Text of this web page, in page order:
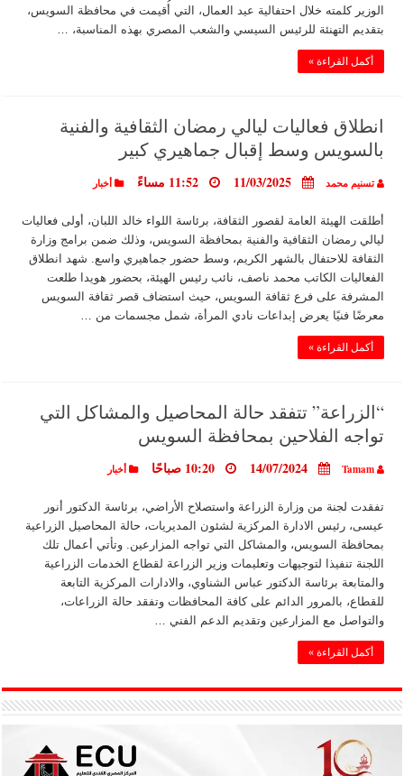
الوزير كلمته خلال احتفالية عيد العمال، التي أُقيمت في محافظة السويس،
بتقديم التهنئة للرئيس السيسي والشعب المصري بهذه المناسبة، …
أكمل القراءة »
انطلاق فعاليات ليالي رمضان الثقافية والفنية
بالسويس وسط إقبال جماهيري كبير
تسنيم محمد 11/03/2025 11:52 مساءً أخبار
أطلقت الهيئة العامة لقصور الثقافة، برئاسة اللواء خالد اللبان، أولى فعاليات
ليالي رمضان الثقافية والفنية بمحافظة السويس، وذلك ضمن برامج وزارة
الثقافة للاحتفال بالشهر الكريم، وسط حضور جماهيري واسع. شهد انطلاق
الفعاليات الكاتب محمد ناصف، نائب رئيس الهيئة، بحضور هويدا طلعت
المشرفة على فرع ثقافة السويس، حيث استضاف قصر ثقافة السويس
معرضًا فنيًا يعرض إبداعات نادي المرأة، شمل مجسمات من …
أكمل القراءة »
“الزراعة” تتفقد حالة المحاصيل والمشاكل التي
تواجه الفلاحين بمحافظة السويس
Tamam
14/07/2024 10:20 صباحًا أخبار
تفقدت لجنة من وزارة الزراعة واستصلاح الأراضي، برئاسة الدكتور أنور
عيسى، رئيس الادارة المركزية لشئون المديريات، حالة المحاصيل الزراعية
بمحافظة السويس، والمشاكل التي تواجه المزارعين. وتأتي أعمال تلك
اللجنة تنفيذا لتوجيهات وتعليمات وزير الزراعة لقطاع الخدمات الزراعية
والمتابعة برئاسة الدكتور عباس الشناوي، والادارات المركزية التابعة
للقطاع، بالمرور الدائم على كافة المحافظات وتفقد حالة الزراعات،
والتواصل مع المزارعين وتقديم الدعم الفني …
أكمل القراءة »